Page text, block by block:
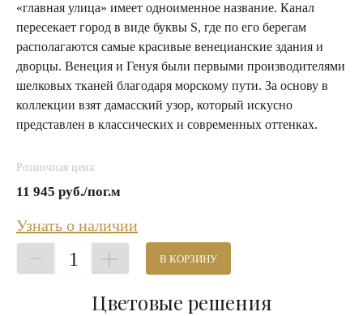
«главная улица» имеет одноименное название. Канал
пересекает город в виде буквы S, где по его берегам
располагаются самые красивые венецианские здания и
дворцы. Венеция и Генуя были первыми производителями
шелковых тканей благодаря морскому пути. За основу в
коллекции взят дамасский узор, который искусно
представлен в классических и современных оттенках.
Розничная цена:
11 945 руб./пог.м
Узнать о наличии
1 В КОРЗИНУ
Цветовые решения